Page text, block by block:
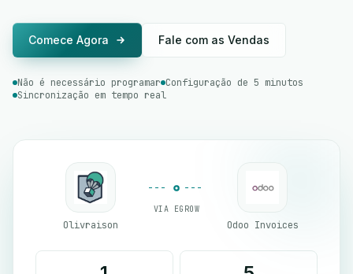
Comece Agora Fale com as Vendas
Não é necessário programar Configuração de 5 minutos
Sincronização em tempo real
Olivraison
VIA EGROW
Odoo Invoices